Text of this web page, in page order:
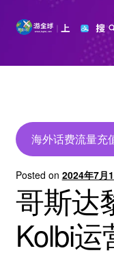
Skip
Skip
首页
公司介绍
海外话费流量充
Posted on 2024年7月
哥斯达
Kolbi